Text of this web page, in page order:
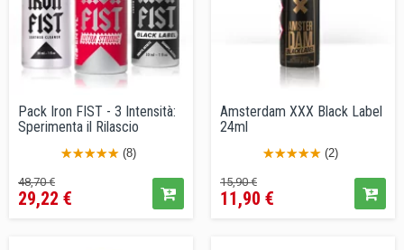
Pack Iron FIST - 3 Intensità:
Sperimenta il Rilascio
(8)
Prezzo
base
48,70 €Prezzo
29,22 €
Amsterdam XXX Black Label
24ml
(2)
Prezzo
base
15,90 €Prezzo
11,90 €